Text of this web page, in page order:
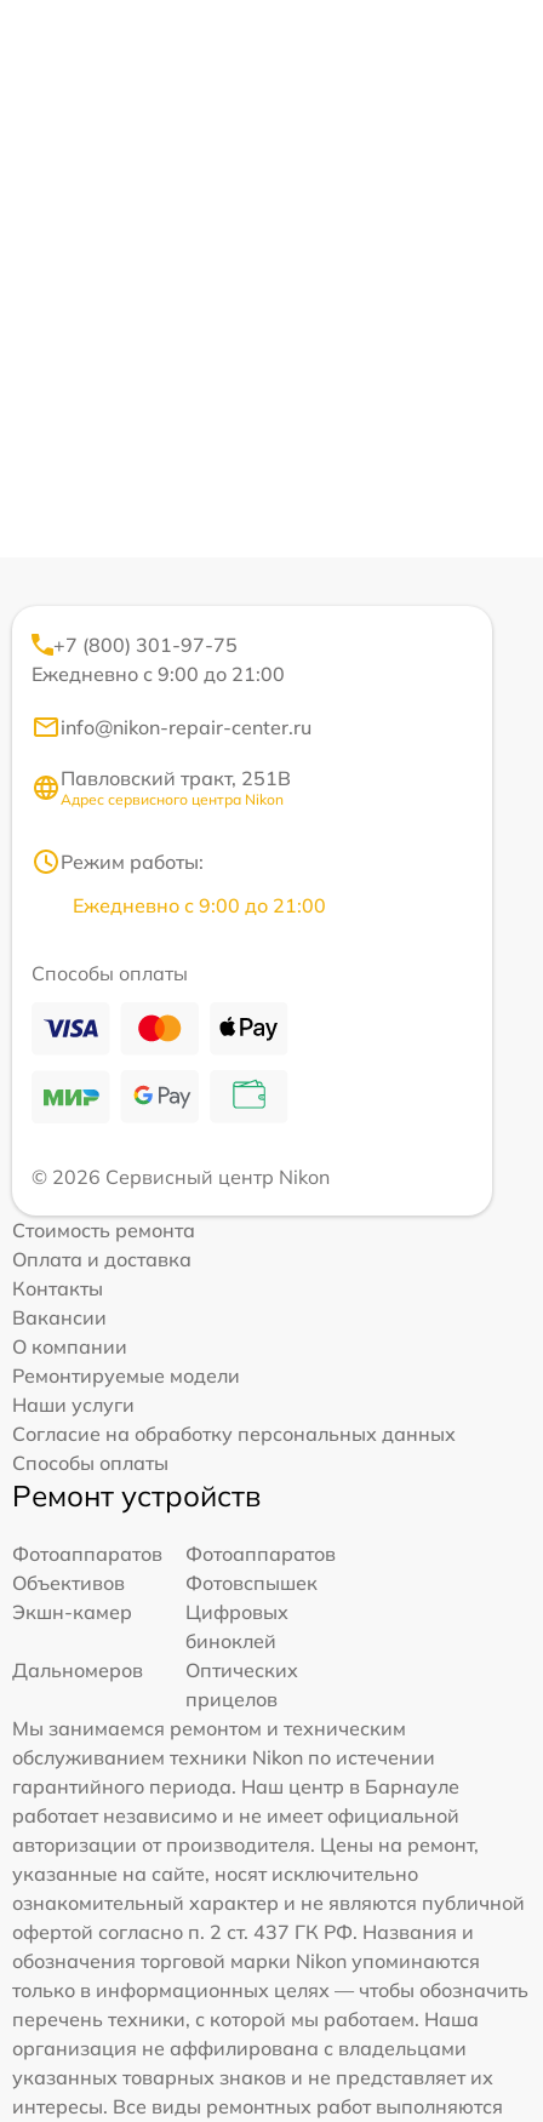
+7 (800) 301-97-75
Ежедневно с 9:00 до 21:00
info@nikon-repair-center.ru
Павловский тракт, 251В
Адрес сервисного центра Nikon
Режим работы:
Ежедневно с 9:00 до 21:00
Способы оплаты
© 2026 Сервисный центр Nikon
Стоимость ремонта
Оплата и доставка
Контакты
Вакансии
О компании
Ремонтируемые модели
Наши услуги
Согласие на обработку персональных данных
Способы оплаты
Ремонт устройств
Фотоаппаратов
Фотоаппаратов
Объективов
Фотовспышек
Экшн-камер
Цифровых
биноклей
Дальномеров
Оптических
прицелов
Мы занимаемся ремонтом и техническим
обслуживанием техники Nikon по истечении
гарантийного периода. Наш центр в Барнауле
работает независимо и не имеет официальной
авторизации от производителя. Цены на ремонт,
указанные на сайте, носят исключительно
ознакомительный характер и не являются публичной
офертой согласно п. 2 ст. 437 ГК РФ. Названия и
обозначения торговой марки Nikon упоминаются
только в информационных целях — чтобы обозначить
перечень техники, с которой мы работаем. Наша
организация не аффилирована с владельцами
указанных товарных знаков и не представляет их
интересы. Все виды ремонтных работ выполняются